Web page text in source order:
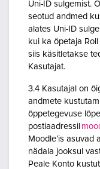
Uni-ID sulgemist.
seotud andmed
alates Uni-ID
kui ka õpetaja
siis käsitletakse
Kasutajat.
3.4 Kasutajal on
andmete
õppetegevuse
postiaadressil
Moodle’is
nädala jooksul
Peale Konto